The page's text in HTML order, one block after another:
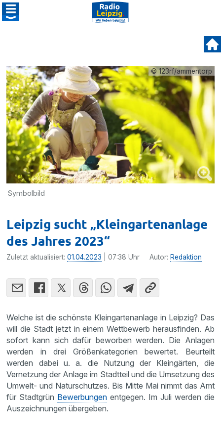
© 123rf/ammentorp
Symbolbild
Leipzig sucht „Kleingartenanlage
des Jahres 2023“
Zuletzt aktualisiert:01.04.2023 | 07:38 Uhr Autor: Redaktion
Welche ist die schönste Kleingartenanlage in Leipzig? Das
will die Stadt jetzt in einem Wettbewerb herausfinden. Ab
sofort kann sich dafür beworben werden. Die Anlagen
werden in drei Größenkategorien bewertet. Beurteilt
werden dabei u. a. die Nutzung der Kleingärten, die
Vernetzung der Anlage im Stadtteil und die Umsetzung des
Umwelt- und Naturschutzes. Bis Mitte Mai nimmt das Amt
für Stadtgrün Bewerbungen entgegen. Im Juli werden die
Auszeichnungen übergeben.